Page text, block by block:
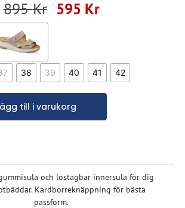
895Kr 595 Kr
38 39 40 41 42
till i varukorg
och löstagbar innersula för dig
Kardborreknäppning för bästa
passform.